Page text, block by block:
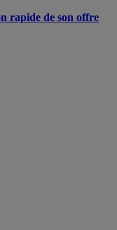
rapide de son offre